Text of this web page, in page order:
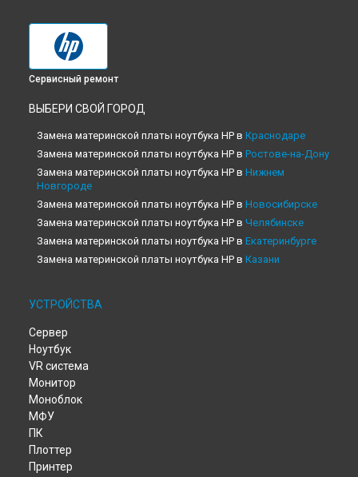
Сервисный ремонт
ВЫБЕРИ СВОЙ ГОРОД
Замена материнской платы ноутбука HP в Краснодаре
Замена материнской платы ноутбука HP в Ростове-на-Дону
Замена материнской платы ноутбука HP в Нижнем
Новгороде
Замена материнской платы ноутбука HP в Новосибирске
Замена материнской платы ноутбука HP в Челябинске
Замена материнской платы ноутбука HP в Екатеринбурге
Замена материнской платы ноутбука HP в Казани
Замена материнской платы ноутбука HP в
Замена материнской платы ноутбука HP в
Замена материнской платы ноутбука HP в
Замена материнской платы ноутбука HP в
Замена материнской платы ноутбука HP в
Замена материнской платы ноутбука HP в
Замена материнской платы ноутбука HP в
Замена материнской платы ноутбука HP в
УСТРОЙСТВА
Сервер
Ноутбук
VR система
Монитор
Моноблок
МФУ
ПК
Плоттер
Принтер